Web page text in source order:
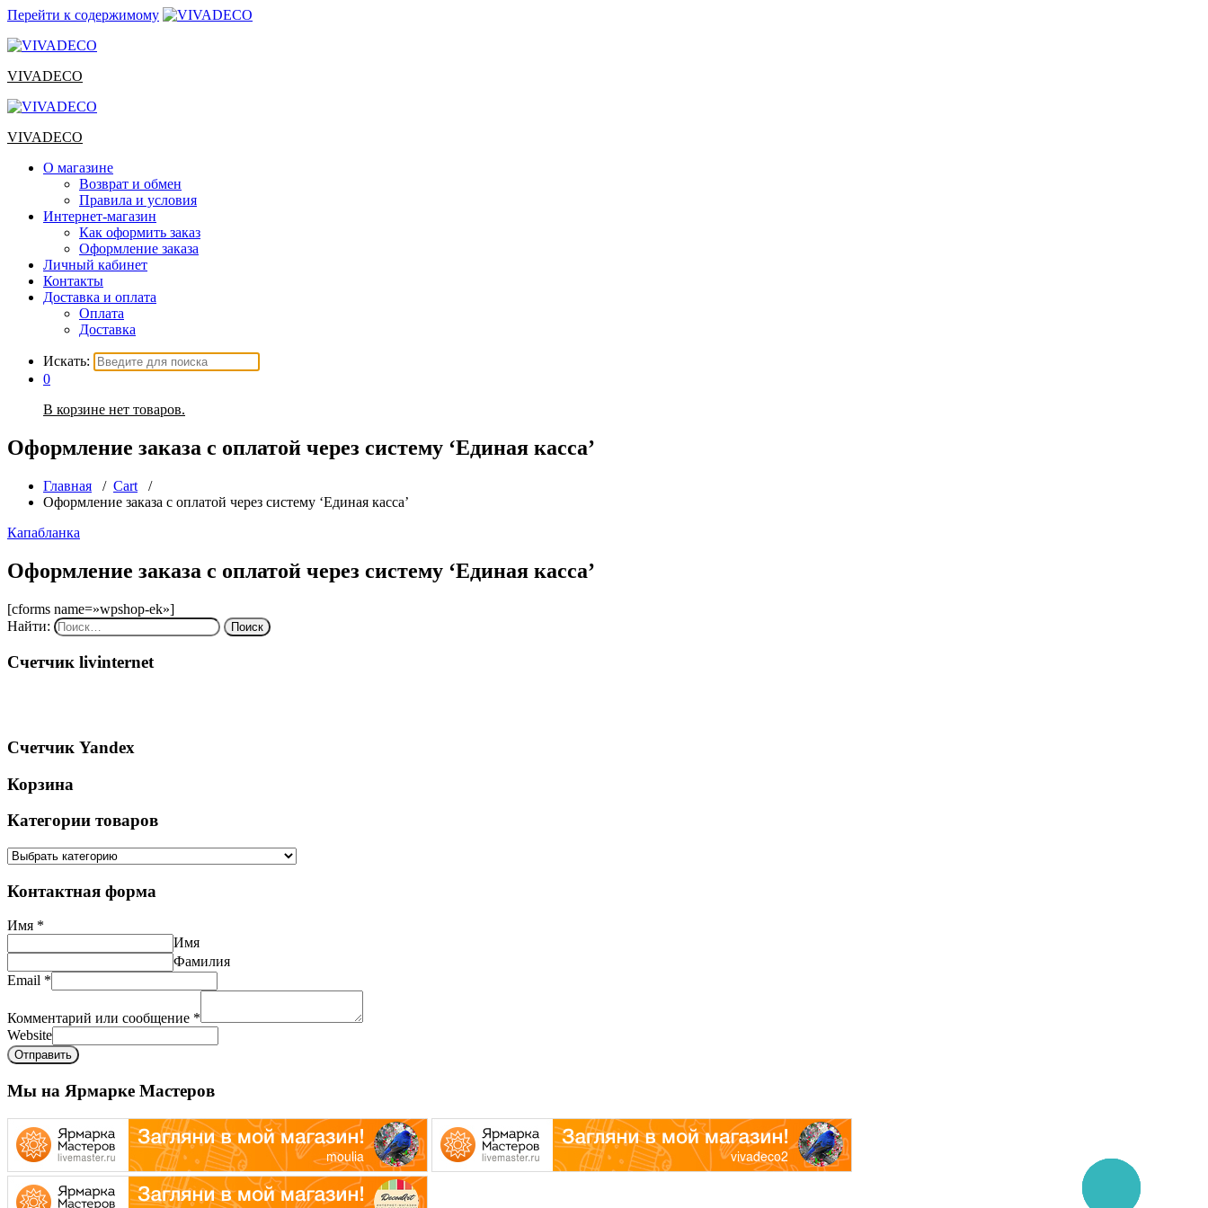
Перейти к содержимому
VIVADECO
VIVADECO
О магазине
Возврат и обмен
Правила и условия
Интернет-магазин
Как оформить заказ
Оформление заказа
Личный кабинет
Контакты
Доставка и оплата
Оплата
Доставка
Искать:
0
В корзине нет товаров.
Оформление заказа с оплатой через систему ‘Единая касса’
Главная / Cart /
Оформление заказа с оплатой через систему ‘Единая касса’
Капабланка
Оформление заказа с оплатой через систему ‘Единая касса’
[cforms name=»wpshop-ek»]
Найти:
Счетчик livinternet
Счетчик Yandex
Корзина
Категории товаров
Контактная форма
Имя *
Имя
Фамилия
Email *
Комментарий или сообщение *
Website
Отправить
Мы на Ярмарке Мастеров
Заказать